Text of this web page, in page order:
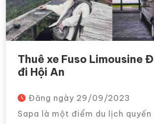
Thuê xe Fuso Limousine
đi Hội An
Đăng ngày 29/09/2023
Sapa là một điểm du lịch quyến